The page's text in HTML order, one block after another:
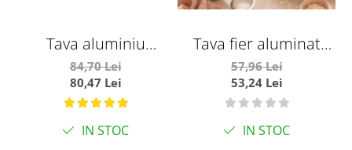
Tava aluminiu
neperforat
60x40xh2cm
84,70 Lei
80,47 Lei
IN STOC
Tava fier aluminat
60x40xh4cm
57,96 Lei
53,24 Lei
IN STOC